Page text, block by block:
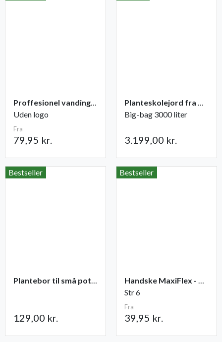
Proffesionel vandingspose 100 liter
Uden logo
Fra
79,95 kr.
Planteskolejord fra Champost
Big-bag 3000 liter
3.199,00 kr.
Bestseller
Plantebor til små potter
129,00 kr.
Bestseller
Handske MaxiFlex - Ultimate
Str 6
Fra
39,95 kr.